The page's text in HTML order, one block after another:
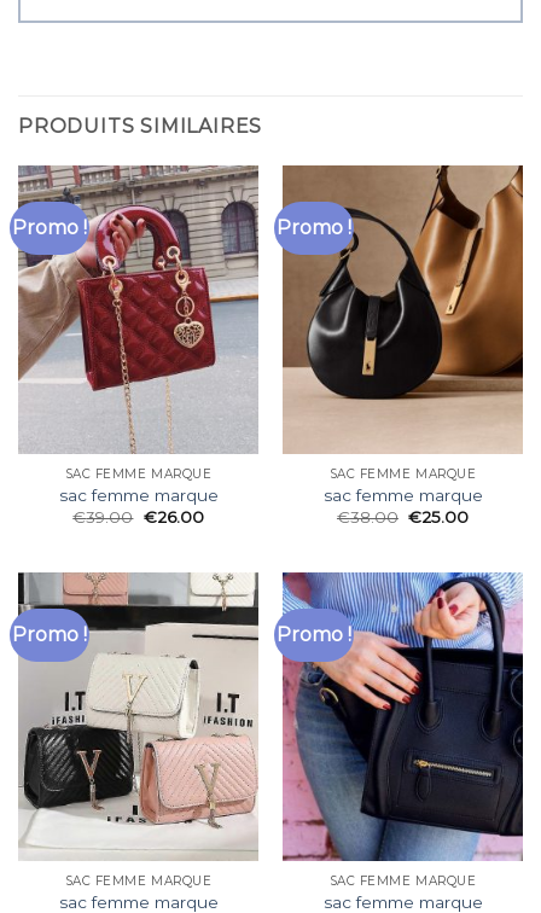
PRODUITS SIMILAIRES
Promo !
SAC FEMME MARQUE
sac femme marque
€39.00 €26.00
Promo !
SAC FEMME MARQUE
sac femme marque
€38.00 €25.00
Promo !
SAC FEMME MARQUE
sac femme marque
Promo !
SAC FEMME MARQUE
sac femme marque